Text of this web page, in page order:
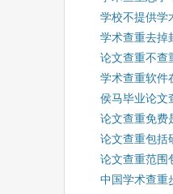
学校不提供学
学术查重去掉
论文查重不查
学术查重软件
侯马毕业论文
论文查重免费
论文查重包括
论文查重范围
中国学术查重